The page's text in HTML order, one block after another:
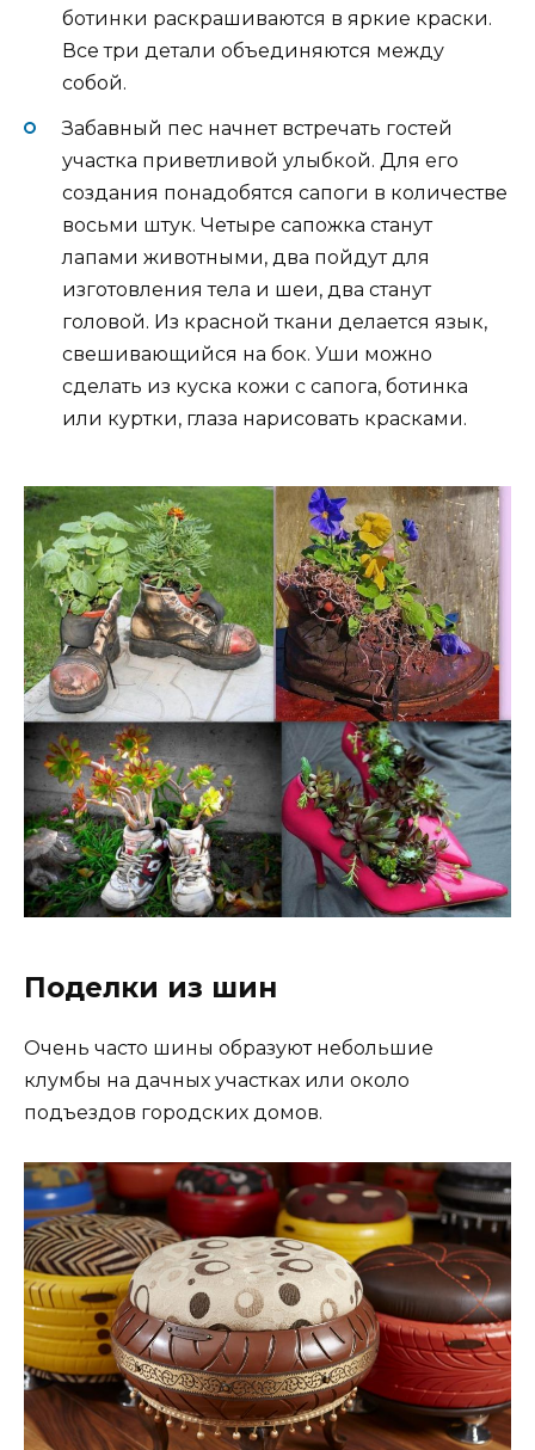
ботинки раскрашиваются в яркие краски.
Все три детали объединяются между
собой.
Забавный пес начнет встречать гостей
участка приветливой улыбкой. Для его
создания понадобятся сапоги в количестве
восьми штук. Четыре сапожка станут
лапами животными, два пойдут для
изготовления тела и шеи, два станут
головой. Из красной ткани делается язык,
свешивающийся на бок. Уши можно
сделать из куска кожи с сапога, ботинка
или куртки, глаза нарисовать красками.
Поделки из шин
Очень часто шины образуют небольшие
клумбы на дачных участках или около
подъездов городских домов.